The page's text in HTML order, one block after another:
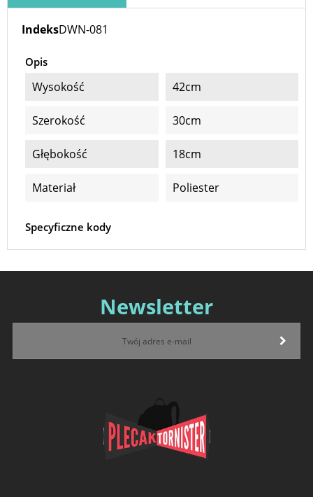
IndeksDWN-081
Opis
Wysokość 42cm
Szerokość 30cm
Głębokość 18cm
Materiał Poliester
Specyficzne kody
Newsletter